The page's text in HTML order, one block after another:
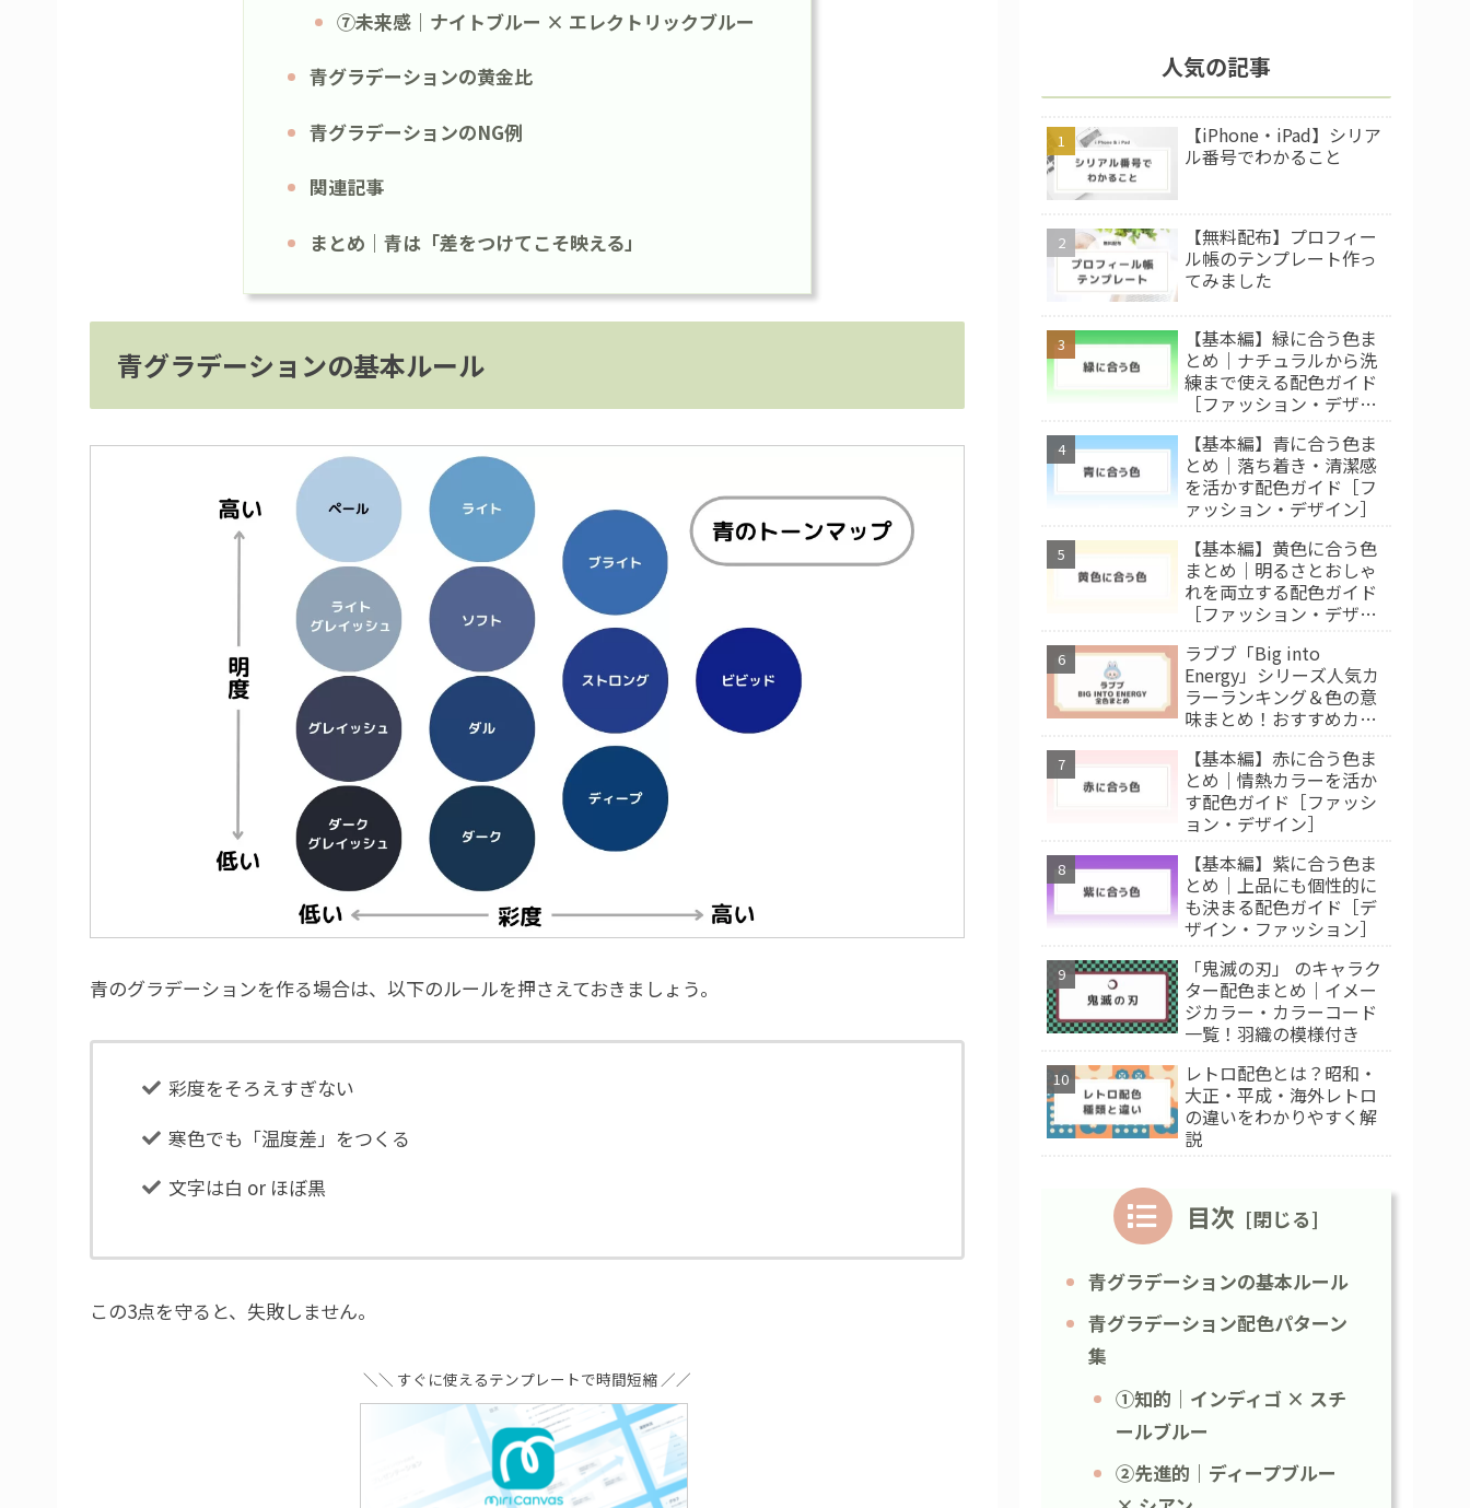
⑦未来感｜ナイトブルー × エレクトリックブルー
青グラデーションの黄金比
青グラデーションのNG例
関連記事
まとめ｜青は「差をつけてこそ映える」
青グラデーションの基本ルール
青のグラデーションを作る場合は、以下のルールを押さえておきましょう。
彩度をそろえすぎない
寒色でも「温度差」をつくる
文字は白 or ほぼ黒
この3点を守ると、失敗しません。
＼＼ すぐに使えるテンプレートで時間短縮 ／／
人気の記事
【iPhone・iPad】シリア
ル番号でわかること
【無料配布】プロフィー
ル帳のテンプレート作っ
てみました
【基本編】緑に合う色ま
とめ｜ナチュラルから洗
練まで使える配色ガイド
［ファッション・デザイ
【基本編】青に合う色ま
とめ｜落ち着き・清潔感
を活かす配色ガイド［フ
ァッション・デザイン］
【基本編】黄色に合う色
まとめ｜明るさとおしゃ
れを両立する配色ガイド
［ファッション・デザイ
ラブブ「Big into
Energy」シリーズ人気カ
ラーランキング＆色の意
味まとめ！おすすめカラ
【基本編】赤に合う色ま
とめ｜情熱カラーを活か
す配色ガイド［ファッシ
ョン・デザイン］
【基本編】紫に合う色ま
とめ｜上品にも個性的に
も決まる配色ガイド［デ
ザイン・ファッション］
「鬼滅の刃」 のキャラク
ター配色まとめ｜イメー
ジカラー・カラーコード
一覧！羽織の模様付き
レトロ配色とは？昭和・
大正・平成・海外レトロ
の違いをわかりやすく解
説
目次
青グラデーションの基本ルール
青グラデーション配色パターン
集
①知的｜インディゴ × スチ
ールブルー
②先進的｜ディープブルー